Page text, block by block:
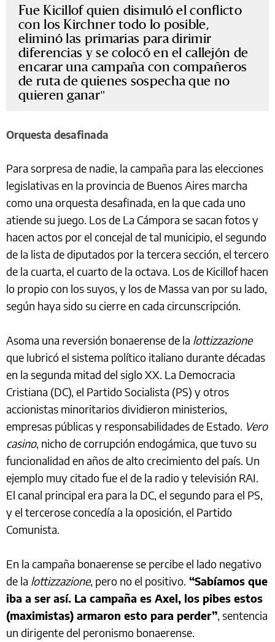
Fue Kicillof quien disimuló el conflicto
con los Kirchner todo lo posible,
eliminó las primarias para dirimir
diferencias y se colocó en el callejón de
encarar una campaña con compañeros
de ruta de quienes sospecha que no
quieren ganar
Orquesta desafinada
Para sorpresa de nadie, la campaña para las elecciones
legislativas en la provincia de Buenos Aires marcha
como una orquesta desafinada, en la que cada uno
atiende su juego. Los de La Cámpora se sacan fotos y
hacen actos por el concejal de tal municipio, el segundo
de la lista de diputados por la tercera sección, el tercero
de la cuarta, el cuarto de la octava. Los de Kicillof hacen
lo propio con los suyos, y los de Massa van por su lado,
según haya sido su cierre en cada circunscripción.
Asoma una reversión bonaerense de la lottizzazione
que lubricó el sistema político italiano durante décadas
en la segunda mitad del siglo XX. La Democracia
Cristiana (DC), el Partido Socialista (PS) y otros
accionistas minoritarios dividieron ministerios,
empresas públicas y responsabilidades de Estado. Vero
casino, nicho de corrupción endogámica, que tuvo su
funcionalidad en años de alto crecimiento del país. Un
ejemplo muy citado fue el de la radio y televisión RAI.
El canal principal era para la DC, el segundo para el PS,
y el tercerose concedía a la oposición, el Partido
Comunista.
En la campaña bonaerense se percibe el lado negativo
de la lottizzazione, pero no el positivo. “Sabíamos que
iba a ser así. La campaña es Axel, los pibes estos
(maximistas) armaron esto para perder”, sentencia
un dirigente del peronismo bonaerense.